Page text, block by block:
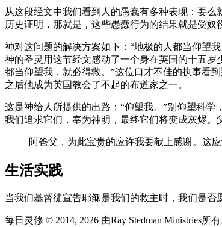
从这段经文中我们看到人的愚蠢有多种表现：要
历史证明，那就是，这些愚蠢行为的结果就是受奴
神对这问题的解决方案如下：“地极的人都当仰望
神的圣灵用这节经文感动了一个身在英国的十五岁
都当仰望我，就必得救。”这位口才不佳的执事看
之后他成为英国教会了不起的布道家之一。
这是神给人所提供的出路：“仰望我。”别仰望科
我们追求它们，奉为神明，最终它们将变成灰烬。
阿爸父，为此宝贵的应许我要献上感谢。这
生活实践
当我们基督徒宣告耶稣是我们的救主时，我们是
每日灵修 © 2014, 2026 由Ray Stedman Ministries所